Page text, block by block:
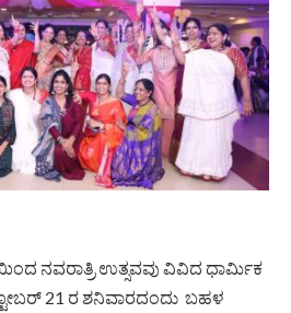
ನವರಾತ್ರಿ ಉತ್ಸವವು ವಿವಿದ ಧಾರ್ಮಿಕ
21 ರ ಶನಿವಾರದಂದು ಬಹಳ